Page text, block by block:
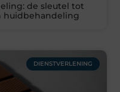
de sleutel tot
huidbehandeling
DIENSTVERLENING